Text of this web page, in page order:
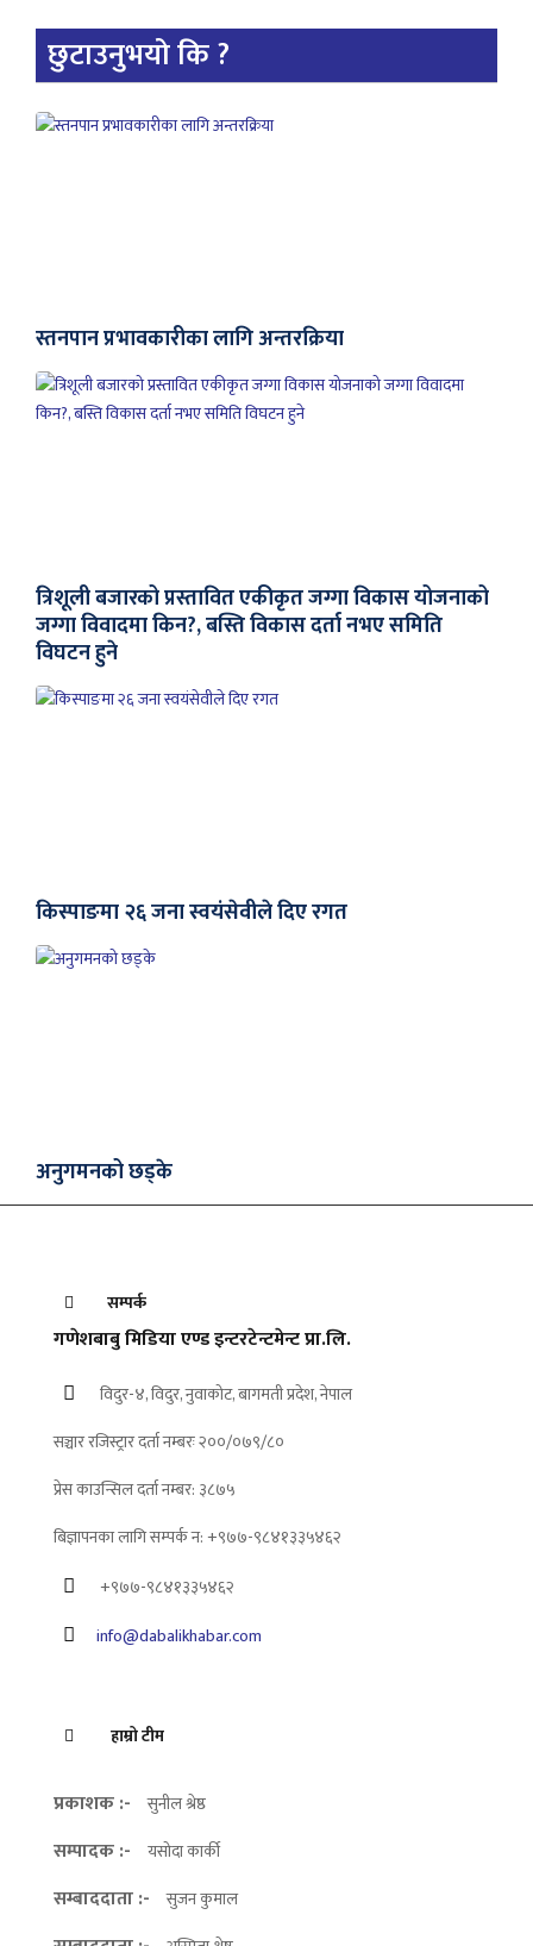
छुटाउनुभयो कि ?
स्तनपान प्रभावकारीका लागि अन्तरक्रिया
त्रिशूली बजारको प्रस्तावित एकीकृत जग्गा विकास योजनाको
जग्गा विवादमा किन?, बस्ति विकास दर्ता नभए समिति
विघटन हुने
किस्पाङमा २६ जना स्वयंसेवीले दिए रगत
अनुगमनको छड्के
सम्पर्क
गणेशबाबु मिडिया एण्ड इन्टरटेन्टमेन्ट प्रा.लि.
विदुर-४, विदुर, नुवाकोट, बागमती प्रदेश, नेपाल
सञ्चार रजिस्ट्रार दर्ता नम्बरः २००/०७९/८०
प्रेस काउन्सिल दर्ता नम्बर: ३८७५
बिज्ञापनका लागि सम्पर्क न: +९७७-९८४१३३५४६२
+९७७-९८४१३३५४६२
info@dabalikhabar.com
हाम्रो टीम
प्रकाशक :- सुनील श्रेष्ठ
सम्पादक :- यसोदा कार्की
सम्बाददाता :- सुजन कुमाल